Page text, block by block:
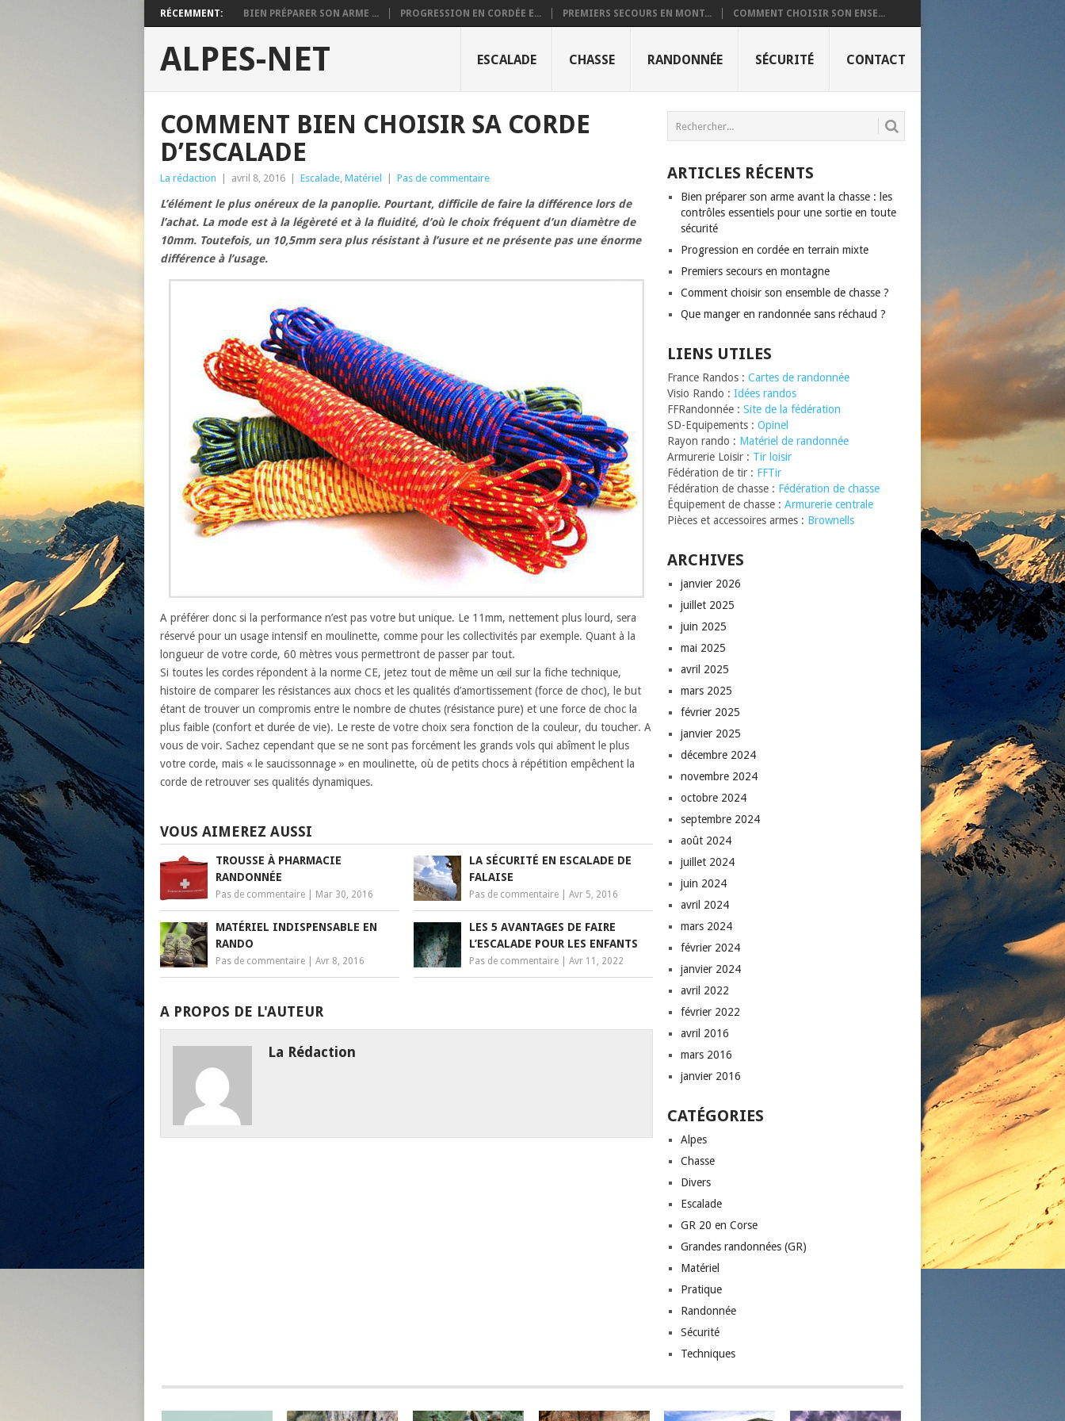
RÉCEMMENT: BIEN PRÉPARER SON ARME ... PROGRESSION EN CORDÉE E... PREMIERS SECOURS EN MONT... COMMENT CHOISIR SON ENSE...
ALPES-NET ESCALADE CHASSE RANDONNÉE SÉCURITÉ CONTACT
COMMENT BIEN CHOISIR SA CORDE
D’ESCALADE
La rédaction avril 8, 2016 Escalade, Matériel Pas de commentaire
L’élément le plus onéreux de la panoplie. Pourtant, difficile de faire la différence lors de
l’achat. La mode est à la légèreté et à la fluidité, d’où le choix fréquent d’un diamètre de
10mm. Toutefois, un 10,5mm sera plus résistant à l’usure et ne présente pas une énorme
différence à l’usage.
A préférer donc si la performance n’est pas votre but unique. Le 11mm, nettement plus lourd, sera
réservé pour un usage intensif en moulinette, comme pour les collectivités par exemple. Quant à la
longueur de votre corde, 60 mètres vous permettront de passer par tout.
Si toutes les cordes répondent à la norme CE, jetez tout de même un œil sur la fiche technique,
histoire de comparer les résistances aux chocs et les qualités d’amortissement (force de choc), le but
étant de trouver un compromis entre le nombre de chutes (résistance pure) et une force de choc la
plus faible (confort et durée de vie). Le reste de votre choix sera fonction de la couleur, du toucher. A
vous de voir. Sachez cependant que se ne sont pas forcément les grands vols qui abîment le plus
votre corde, mais « le saucissonnage » en moulinette, où de petits chocs à répétition empêchent la
corde de retrouver ses qualités dynamiques.
VOUS AIMEREZ AUSSI
TROUSSE À PHARMACIE
RANDONNÉE
Pas de commentaire Mar 30, 2016
LA SÉCURITÉ EN ESCALADE DE
FALAISE
Pas de commentaire |Avr 5, 2016
MATÉRIEL INDISPENSABLE EN
RANDO
Pas de commentaire Avr 8, 2016
LES 5 AVANTAGES DE FAIRE
L’ESCALADE POUR LES ENFANTS
Pas de commentaire |Avr 11, 2022
A PROPOS DE L'AUTEUR
La Rédaction
ARTICLES RÉCENTS
Bien préparer son arme avant la chasse : les
contrôles essentiels pour une sortie en toute
sécurité
Progression en cordée en terrain mixte
Premiers secours en montagne
Comment choisir son ensemble de chasse ?
Que manger en randonnée sans réchaud ?
LIENS UTILES
France Randos : Cartes de randonnée
Visio Rando : Idées randos
FFRandonnée : Site de la fédération
SD-Equipements : Opinel
Rayon rando : Matériel de randonnée
Armurerie Loisir : Tir loisir
Fédération de tir : FFTir
Fédération de chasse : Fédération de chasse
Équipement de chasse : Armurerie centrale
Pièces et accessoires armes : Brownells
ARCHIVES
janvier 2026
juillet 2025
juin 2025
mai 2025
avril 2025
mars 2025
février 2025
janvier 2025
décembre 2024
novembre 2024
octobre 2024
septembre 2024
août 2024
juillet 2024
juin 2024
avril 2024
mars 2024
février 2024
janvier 2024
avril 2022
février 2022
avril 2016
mars 2016
janvier 2016
CATÉGORIES
Alpes
Chasse
Divers
Escalade
GR 20 en Corse
Grandes randonnées (GR)
Matériel
Pratique
Randonnée
Sécurité
Techniques